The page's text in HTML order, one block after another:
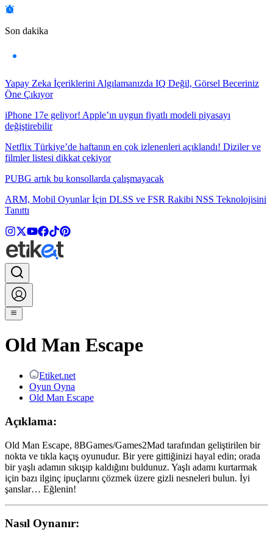
Son dakika
Yapay Zeka İçeriklerini Algılamanızda IQ Değil, Görsel Beceriniz
Öne Çıkıyor
iPhone 17e geliyor! Apple’ın uygun fiyatlı modeli piyasayı
değiştirebilir
Netflix Türkiye’de haftanın en çok izlenenleri açıklandı! Diziler ve
filmler listesi dikkat çekiyor
PUBG artık bu konsollarda çalışmayacak
ARM, Mobil Oyunlar İçin DLSS ve FSR Rakibi NSS Teknolojisini
Tanıttı
Old Man Escape
Etiket.net
Oyun Oyna
Old Man Escape
Açıklama:
Old Man Escape, 8BGames/Games2Mad tarafından geliştirilen bir
nokta ve tıkla kaçış oyunudur. Bir yere gittiğinizi hayal edin; orada
bir yaşlı adamın sıkışıp kaldığını buldunuz. Yaşlı adamı kurtarmak
için bazı ilginç ipuçlarını çözmek üzere gizli nesneleri bulun. İyi
şanslar… Eğlenin!
Nasıl Oynanır: